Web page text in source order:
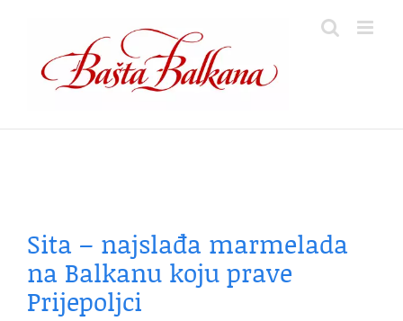
content
Sita – najslađa marmelada
na Balkanu koju prave
Prijepoljci